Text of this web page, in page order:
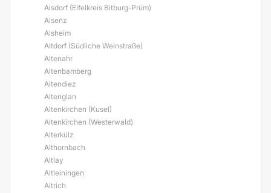
Alsdorf (Eifelkreis Bitburg-Prüm)
Alsenz
Alsheim
Altdorf (Südliche Weinstraße)
Altenahr
Altenbamberg
Altendiez
Altenglan
Altenkirchen (Kusel)
Altenkirchen (Westerwald)
Alterkülz
Althornbach
Altlay
Altleiningen
Altrich